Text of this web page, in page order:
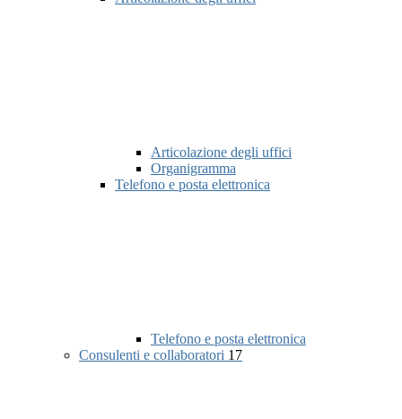
Articolazione degli uffici
Organigramma
Telefono e posta elettronica
Telefono e posta elettronica
Consulenti e collaboratori 17